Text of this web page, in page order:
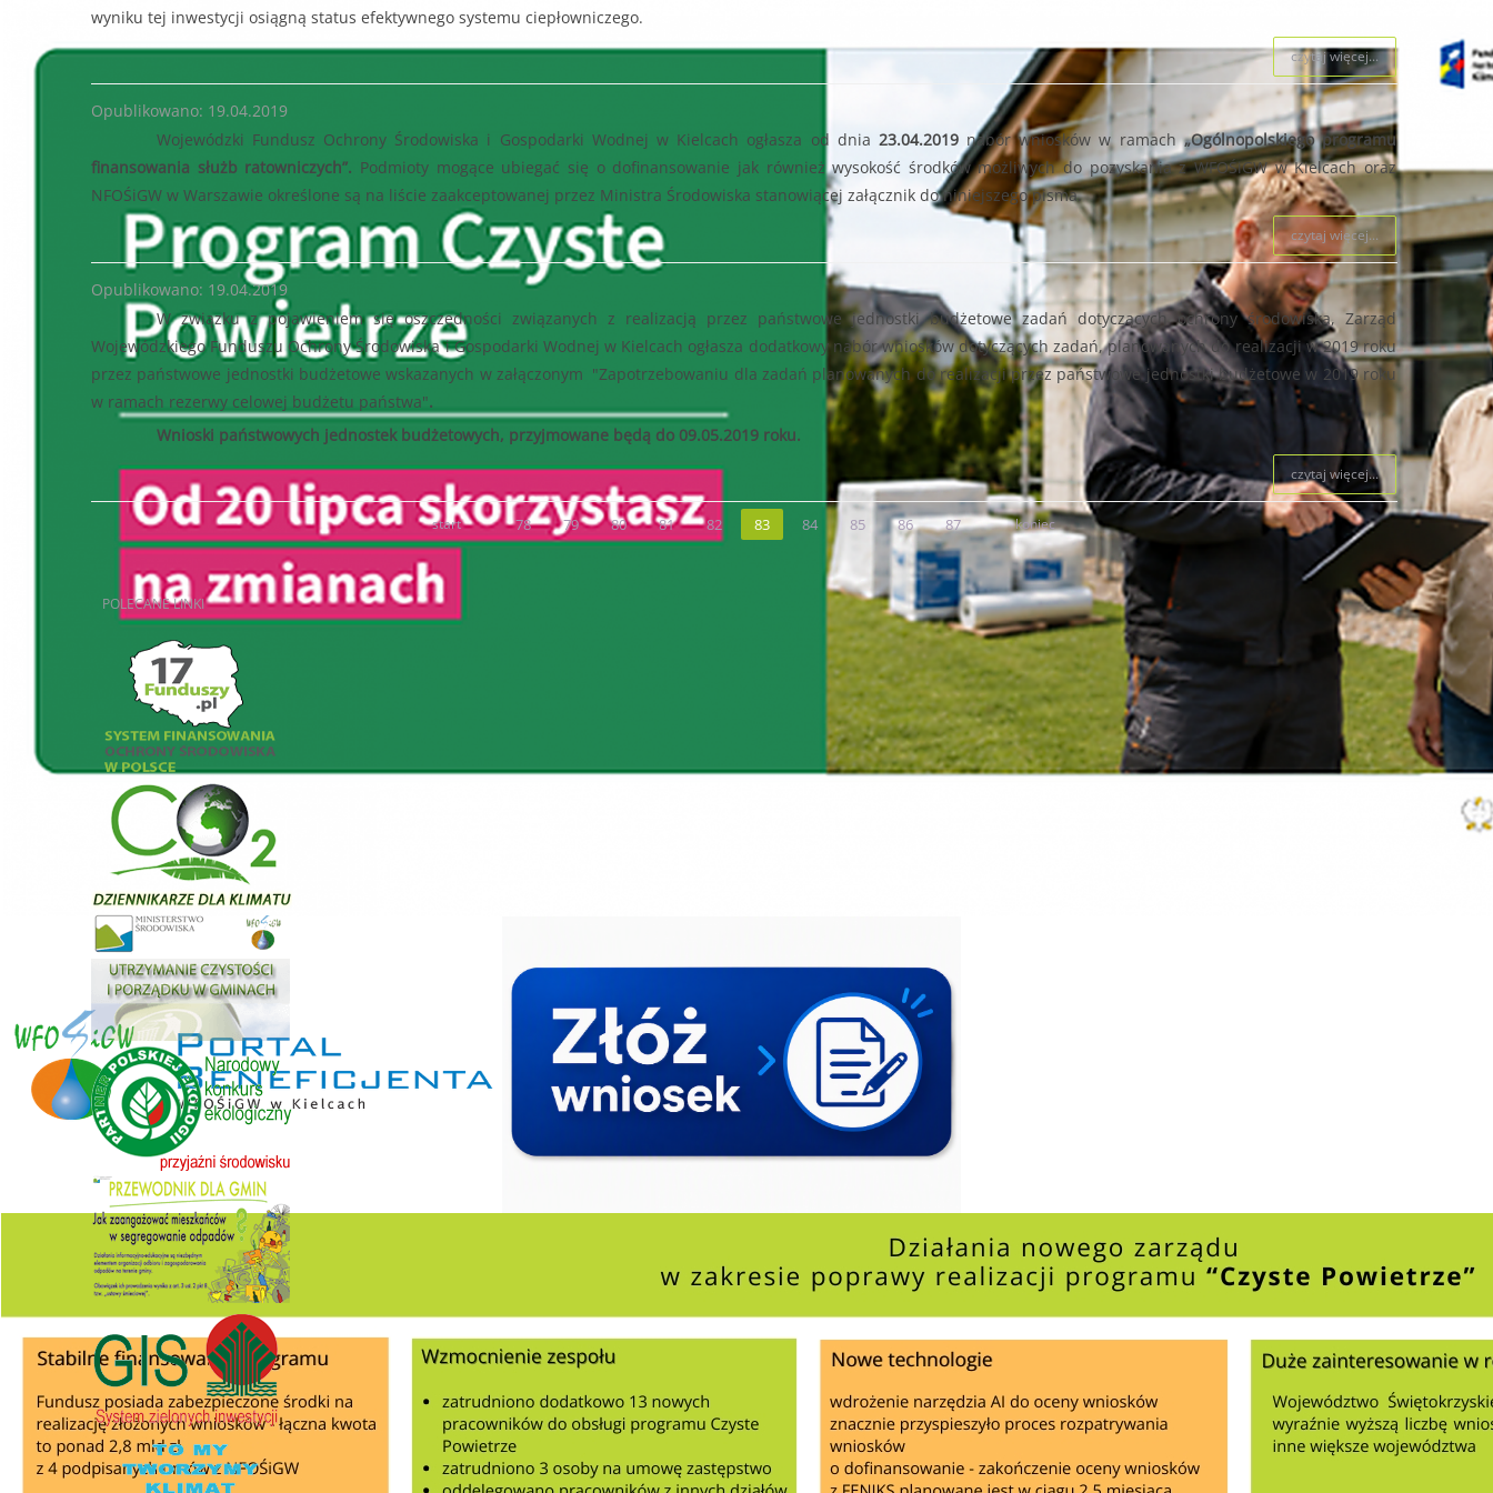
wyniku tej inwestycji osiągną status efektywnego systemu ciepłowniczego.
czytaj więcej...
Opublikowano: 19.04.2019
Wojewódzki Fundusz Ochrony Środowiska i Gospodarki Wodnej w Kielcach ogłasza od dnia 23.04.2019nabór wniosków w ramach„Ogólnopolskiego programu
finansowania służb ratowniczych”. Podmioty mogące ubiegać się o dofinansowanie jak również wysokość środków możliwych do pozyskania z WFOŚiGW w Kielcach oraz
NFOŚiGW w Warszawie określone są na liście zaakceptowanej przez Ministra Środowiska stanowiącej załącznik do niniejszego pisma.
czytaj więcej...
Opublikowano: 19.04.2019
W związku z pojawieniem się oszczędności związanych z realizacją przez państwowe jednostki budżetowe zadań dotyczących ochrony środowiska, Zarząd
Wojewódzkiego Funduszu Ochrony Środowiska i Gospodarki Wodnej w Kielcach ogłasza dodatkowy nabór wniosków dotyczących zadań, planowanych do realizacji w 2019 roku
przez państwowe jednostki budżetowe wskazanych w załączonym "Zapotrzebowaniu dla zadań planowanych do realizacji przez państwowe jednostki budżetowe w 2019 roku
w ramach rezerwy celowej budżetu państwa".
Wnioski państwowych jednostek budżetowych, przyjmowane będą do 09.05.2019 roku.
czytaj więcej...
start 78 79 80 81 82 83 84 85 86 87 koniec
POLECANELINKI